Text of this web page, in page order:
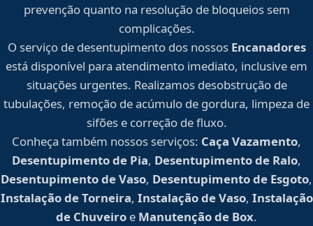
prevenção quanto na resolução de bloqueios sem
complicações.
O serviço de desentupimento dos nossos Encanadores
está disponível para atendimento imediato, inclusive em
situações urgentes. Realizamos desobstrução de
tubulações, remoção de acúmulo de gordura, limpeza de
sifões e correção de fluxo.
Conheça também nossos serviços: Caça Vazamento,
Desentupimento de Pia, Desentupimento de Ralo,
Desentupimento de Vaso, Desentupimento de Esgoto,
Instalação de Torneira, Instalação de Vaso, Instalação
de Chuveiro e Manutenção de Box.